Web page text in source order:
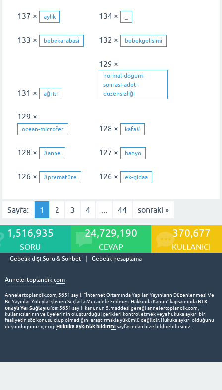
137 × aylik 134 ×
133 × bebekarabasi 132 × bebekgelisimi
131 × ağrısı
129 ×
normal-dogum-
sonrası-adet-
düzensizliği
129 ×
ocean-microfer 128 × kafa#
128 × #anne 127 × banyo
126 × #prematüre 126 × ek-gidaa
Sayfa: 1 2 3 4 44 sonraki »
1,516,935
SORU
24,729,190
CEVAP
370,677
KULLANICI
Gebelik dışı Soru & Sohbet Gebelik hesaplama
Annelertoplandik.com
Annelertoplandik.com, 5651 sayılı “İnternet Ortamında Yapılan Yayınların Düzenlenmesi Ve
Bu Yayınlar Yoluyla İşlenen Suçlarla Mücadele Edilmesi Hakkında Kanun” kapsamındaBTK
onaylı Yer Sağlayıcı'dır. 5651 sayılı kanunun 5. maddesi gereği annelertoplandik.com,
kullanıcılarının ve üyelerinin oluşturduğu içerikleri kontrol etmek veya hukuka aykırı bir
faaliyetin söz konusu olup olmadığını araştırmakla yükümlü değildir. Hukuka aykırı olduğunu
düşündüğünüz içeriği Hukuka aykırılık bildirimisayfasından bize bildirebilirsiniz.